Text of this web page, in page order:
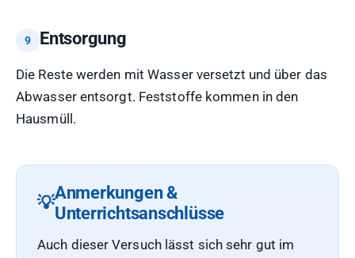
Entsorgung
Die Reste werden mit Wasser versetzt und über das
Abwasser entsorgt. Feststoffe kommen in den
Hausmüll.
Anmerkungen &
Unterrichtsanschlüsse
Auch dieser Versuch lässt sich sehr gut im